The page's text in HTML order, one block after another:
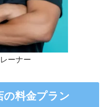
ーナー
の料金プラン